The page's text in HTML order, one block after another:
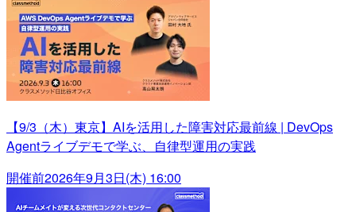
【9/3（木）東京】AIを活用した障害対応最前線 | DevOps
Agentライブデモで学ぶ、自律型運用の実践
開催前2026年9月3日(木) 16:00